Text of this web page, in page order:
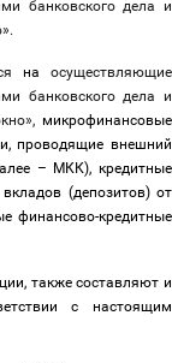
банковского дела и
наосуществляющие
банковского дела и
микрофинансовые
проводящие внешний
– МКК), кредитные
(депозитов) от
финансово-кредитные
также составляют и
с настоящим